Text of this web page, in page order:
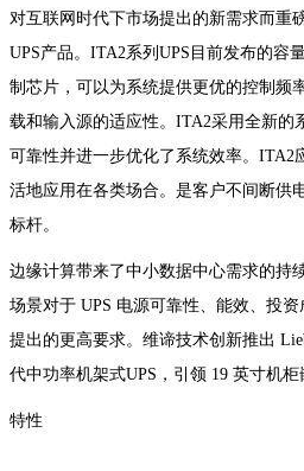
对互联网时代下市场提出的新需求而重
UPS产品。ITA2系列UPS目前发布的容
制芯片，可以为系统提供更优的控制频
载和输入源的适应性。ITA2采用全新的
可靠性并进一步优化了系统效率。ITA2
活地应用在各类场合。是客户不间断供
标杆。
边缘计算带来了中小数据中心需求的持
场景对于 UPS 电源可靠性、能效、投
提出的更高要求。维谛技术创新推出
代中功率机架式UPS，引领 19 英寸机柜
特性